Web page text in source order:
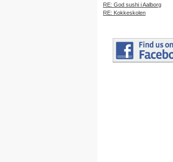
RE: God sushi i Aalborg
RE: Kokkeskolen